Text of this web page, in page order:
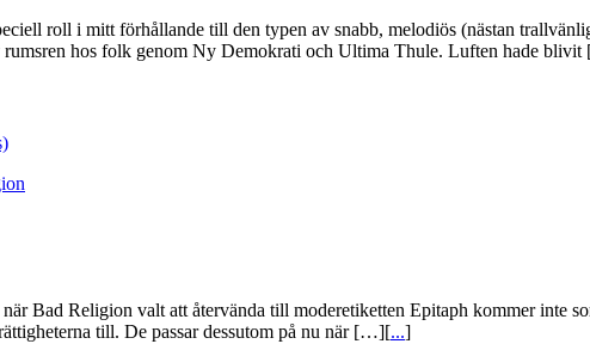
roll i mitt förhållande till den typen av snabb, melodiös (nästan
rumsren hos folk genom Ny Demokrati och Ultima Thule. Luften hade
Bad Religion valt att återvända till moderetiketten Epitaph kommer inte
till. De passar dessutom på nu när […][...]